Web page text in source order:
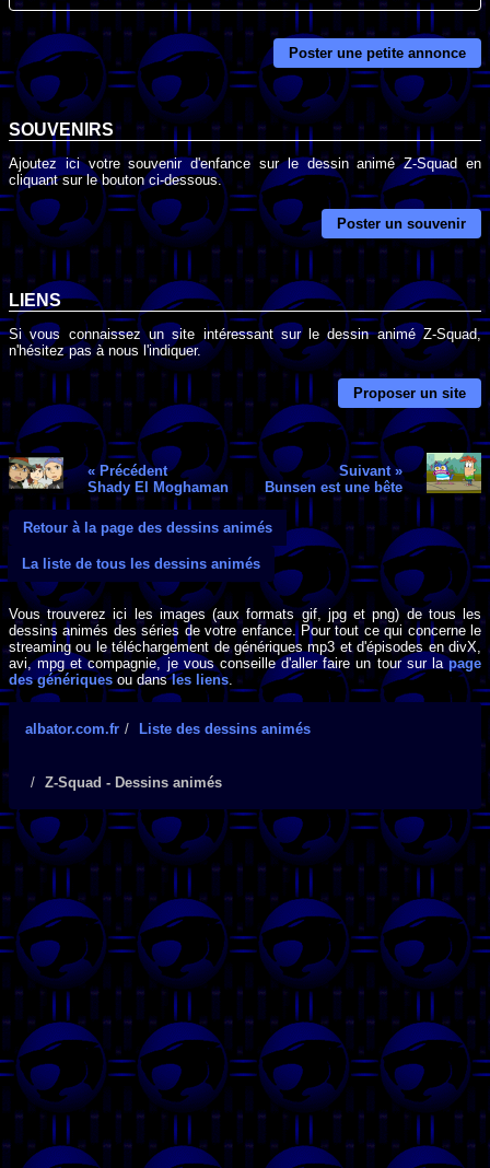
Poster une petite annonce
SOUVENIRS
Ajoutez ici votre souvenir d'enfance sur le dessin animé Z-Squad en
cliquant sur le bouton ci-dessous.
Poster un souvenir
LIENS
Si vous connaissez un site intéressant sur le dessin animé Z-Squad,
n'hésitez pas à nous l'indiquer.
Proposer un site
« Précédent
Shady El Moghaman
Suivant »
Bunsen est une bête
Retour à la page des dessins animés
La liste de tous les dessins animés
Vous trouverez ici les images (aux formats gif, jpg et png) de tous les
dessins animés des séries de votre enfance. Pour tout ce qui concerne le
streaming ou le téléchargement de génériques mp3 et d'épisodes en divX,
avi, mpg et compagnie, je vous conseille d'aller faire un tour sur la page
des génériques ou dansles liens.
albator.com.fr Liste des dessins animés
Z-Squad - Dessins animés